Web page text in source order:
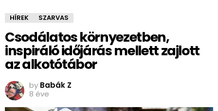
HÍREK SZARVAS
Csodálatos környezetben,
inspiráló időjárás mellett zajlott
az alkotótábor
by Babák Z
8 éve